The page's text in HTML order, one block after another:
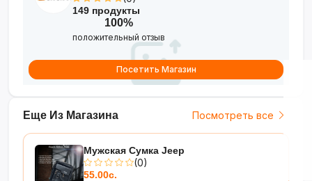
Еще Из Магазина Посмотреть все
Мужская Сумка Jeep
(0)
55.00с.
149 продукты
100%
положительный отзыв
Посетить Магазин